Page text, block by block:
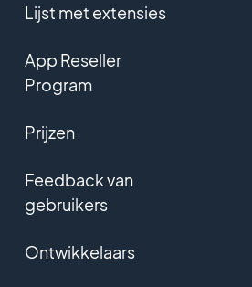
Lijst met extensies
App Reseller
Program
Prijzen
Feedback van
gebruikers
Ontwikkelaars